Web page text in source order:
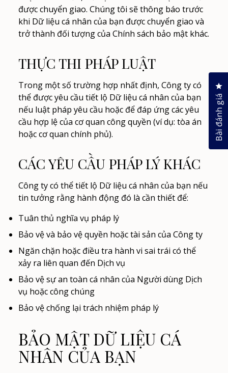
được chuyển giao. Chúng tôi sẽ thông báo trước
khi Dữ liệu cá nhân của bạn được chuyển giao và
trở thành đối tượng của Chính sách bảo mật khác.
THỰC THI PHÁP LUẬT
Trong một số trường hợp nhất định, Công ty có
thể được yêu cầu tiết lộ Dữ liệu cá nhân của bạn
nếu luật pháp yêu cầu hoặc để đáp ứng các yêu
cầu hợp lệ của cơ quan công quyền (ví dụ: tòa án
hoặc cơ quan chính phủ).
CÁC YÊU CẦU PHÁP LÝ KHÁC
Công ty có thể tiết lộ Dữ liệu cá nhân của bạn nếu
tin tưởng rằng hành động đó là cần thiết để:
Tuân thủ nghĩa vụ pháp lý
Bảo vệ và bảo vệ quyền hoặc tài sản của Công ty
Ngăn chặn hoặc điều tra hành vi sai trái có thể
xảy ra liên quan đến Dịch vụ
Bảo vệ sự an toàn cá nhân của Người dùng Dịch
vụ hoặc công chúng
Bảo vệ chống lại trách nhiệm pháp lý
BẢO MẬT DỮ LIỆU CÁ
NHÂN CỦA BẠN
Bài đánh giá